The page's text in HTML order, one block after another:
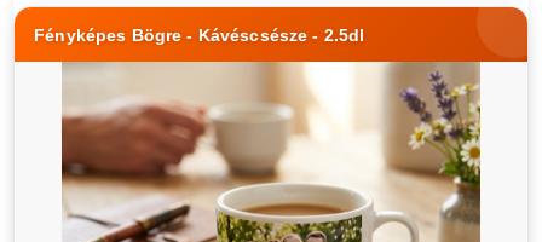
Fényképes Bögre - Kávéscsésze - 2.5dl